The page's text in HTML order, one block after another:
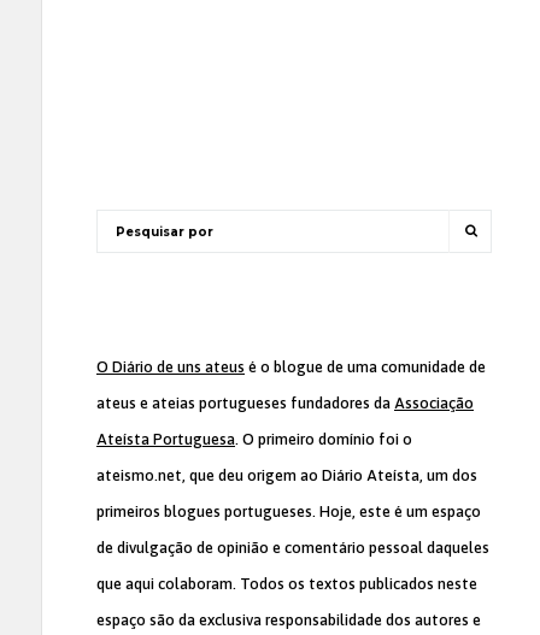
O Diário de uns ateus é o blogue de uma comunidade de
ateus e ateias portugueses fundadores da Associação
Ateísta Portuguesa. O primeiro domínio foi o
ateismo.net, que deu origem ao Diário Ateísta, um dos
primeiros blogues portugueses. Hoje, este é um espaço
de divulgação de opinião e comentário pessoal daqueles
que aqui colaboram. Todos os textos publicados neste
espaço são da exclusiva responsabilidade dos autores e